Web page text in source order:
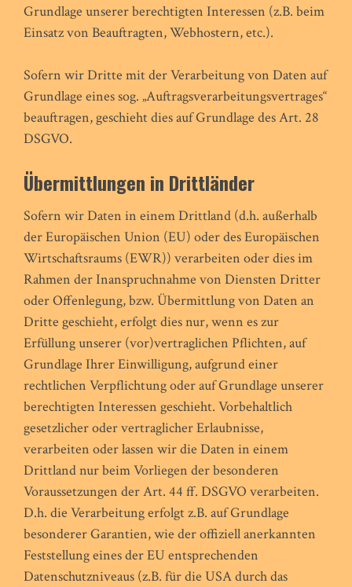
Grundlage unserer berechtigten Interessen (z.B. beim
Einsatz von Beauftragten, Webhostern, etc.).
Sofern wir Dritte mit der Verarbeitung von Daten auf
Grundlage eines sog. „Auftragsverarbeitungsvertrages“
beauftragen, geschieht dies auf Grundlage des Art. 28
DSGVO.
Übermittlungen in Drittländer
Sofern wir Daten in einem Drittland (d.h. außerhalb
der Europäischen Union (EU) oder des Europäischen
Wirtschaftsraums (EWR)) verarbeiten oder dies im
Rahmen der Inanspruchnahme von Diensten Dritter
oder Offenlegung, bzw. Übermittlung von Daten an
Dritte geschieht, erfolgt dies nur, wenn es zur
Erfüllung unserer (vor)vertraglichen Pflichten, auf
Grundlage Ihrer Einwilligung, aufgrund einer
rechtlichen Verpflichtung oder auf Grundlage unserer
berechtigten Interessen geschieht. Vorbehaltlich
gesetzlicher oder vertraglicher Erlaubnisse,
verarbeiten oder lassen wir die Daten in einem
Drittland nur beim Vorliegen der besonderen
Voraussetzungen der Art. 44 ff. DSGVO verarbeiten.
D.h. die Verarbeitung erfolgt z.B. auf Grundlage
besonderer Garantien, wie der offiziell anerkannten
Feststellung eines der EU entsprechenden
Datenschutzniveaus (z.B. für die USA durch das